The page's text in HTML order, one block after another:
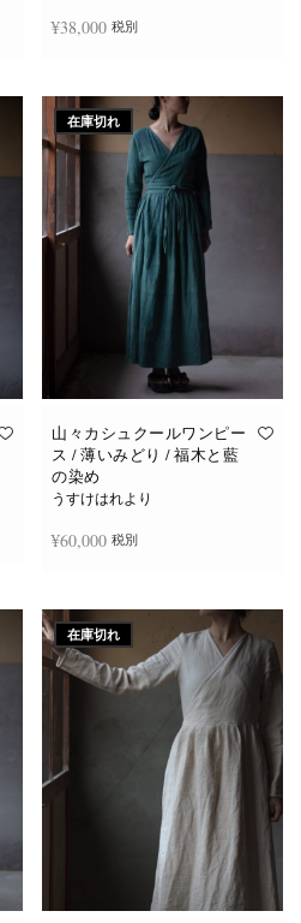
¥38,000 税別
在庫切れ
山々カシュクールワンピー
ス / 薄いみどり / 福木と藍
の染め
うすけはれより
¥60,000 税別
在庫切れ